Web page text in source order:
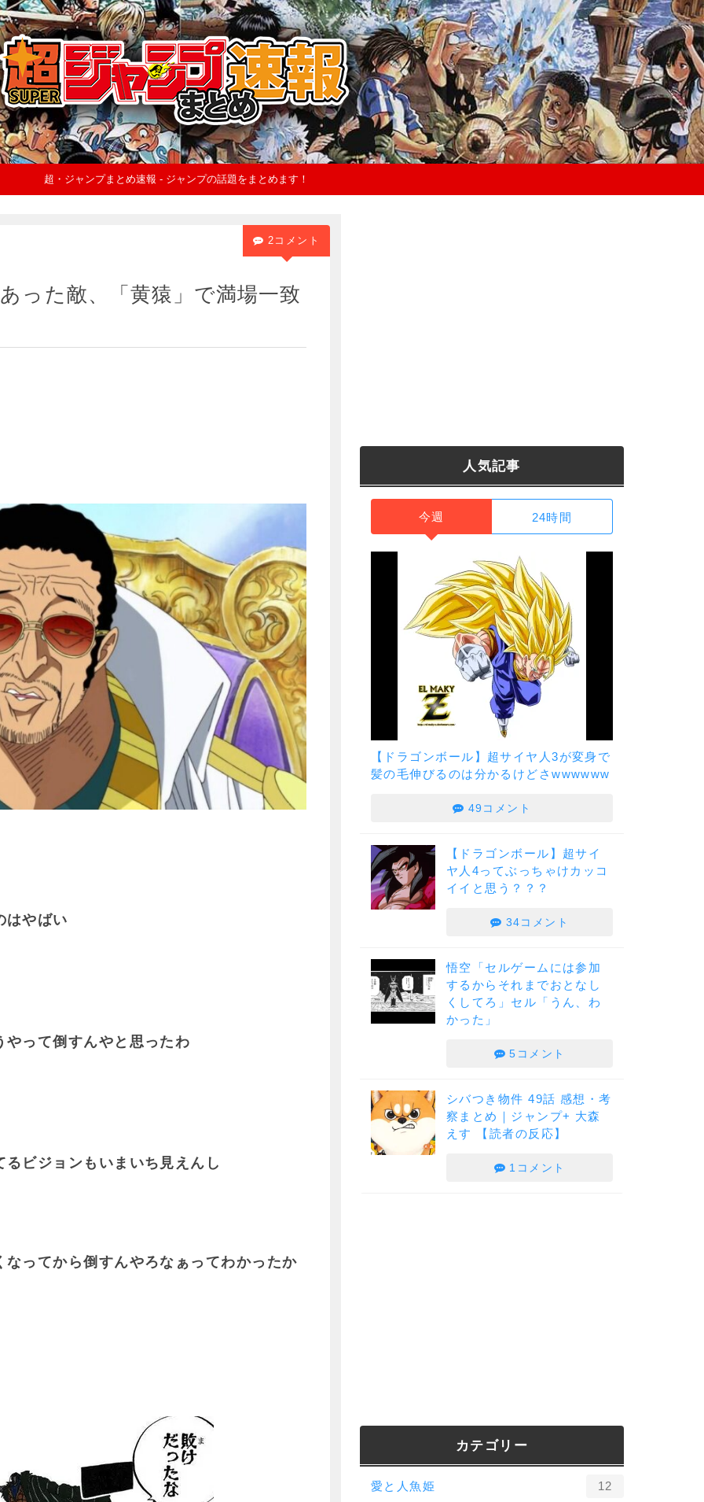
超・ジャンプまとめ速報 - ジャンプの話題をまとめます！
った敵、「黄猿」で満場一致
2コメント
はやばい
って倒すんやと思ったわ
ビジョンもいまいち見えんし
ってから倒すんやろなぁってわかったか
人気記事
今週 24時間
【ドラゴンボール】超サイヤ人3が変身で
髪の毛伸びるのは分かるけどさwwwwww
49コメント
【ドラゴンボール】超サイ
ヤ人4ってぶっちゃけカッコ
イイと思う？？？
34コメント
悟空「セルゲームには参加
するからそれまでおとなし
くしてろ」セル「うん、わ
かった」
5コメント
シバつき物件 49話 感想・考
察まとめ｜ジャンプ+ 大森
えす 【読者の反応】
1コメント
カテゴリー
愛と人魚姫 12